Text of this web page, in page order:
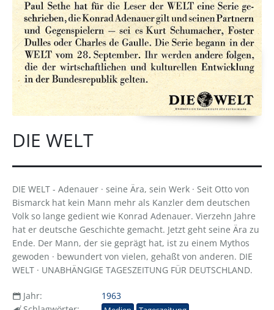
DIE WELT
DIE WELT - Adenauer · seine Ära, sein Werk · Seit Otto von
Bismarck hat kein Mann mehr als Kanzler dem deutschen
Volk so lange gedient wie Konrad Adenauer. Vierzehn Jahre
hat er deutsche Geschichte gemacht. Jetzt geht seine Ära zu
Ende. Der Mann, der sie geprägt hat, ist zu einem Mythos
gewoden · bewundert von vielen, gehaßt von anderen. DIE
WELT · UNABHÄNGIGE TAGESZEITUNG FÜR DEUTSCHLAND.
Jahr:
1963